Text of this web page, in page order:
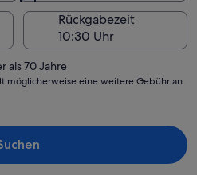
Rückgabezeit
als 70 Jahre
möglicherweise eine weitere Gebühr an.